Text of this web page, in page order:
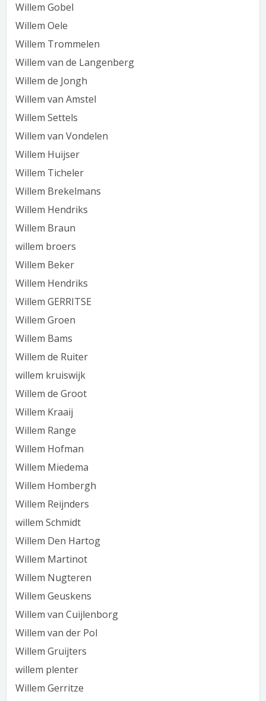
Willem Gobel
Willem Oele
Willem Trommelen
Willem van de Langenberg
Willem de Jongh
Willem van Amstel
Willem Settels
Willem van Vondelen
Willem Huijser
Willem Ticheler
Willem Brekelmans
Willem Hendriks
Willem Braun
willem broers
Willem Beker
Willem Hendriks
Willem GERRITSE
Willem Groen
Willem Bams
Willem de Ruiter
willem kruiswijk
Willem de Groot
Willem Kraaij
Willem Range
Willem Hofman
Willem Miedema
Willem Hombergh
Willem Reijnders
willem Schmidt
Willem Den Hartog
Willem Martinot
Willem Nugteren
Willem Geuskens
Willem van Cuijlenborg
Willem van der Pol
Willem Gruijters
willem plenter
Willem Gerritze